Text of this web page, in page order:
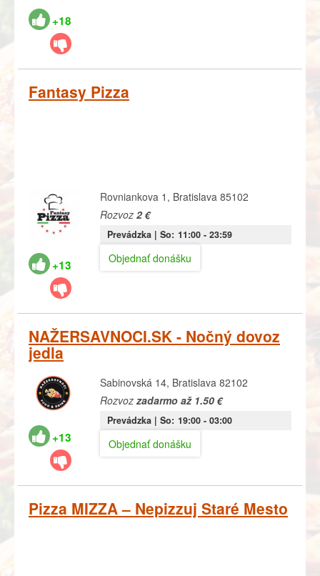
+18
Fantasy Pizza
+13
Rovniankova 1, Bratislava 85102
Rozvoz 2 €
Prevádzka | So: 11:00- 23:59
Objednať donášku
NAŽERSAVNOCI.SK - Nočný dovoz
jedla
+13
Sabinovská 14, Bratislava 82102
Rozvoz zadarmo až 1.50 €
Prevádzka | So: 19:00- 03:00
Objednať donášku
Pizza MIZZA – Nepizzuj Staré Mesto